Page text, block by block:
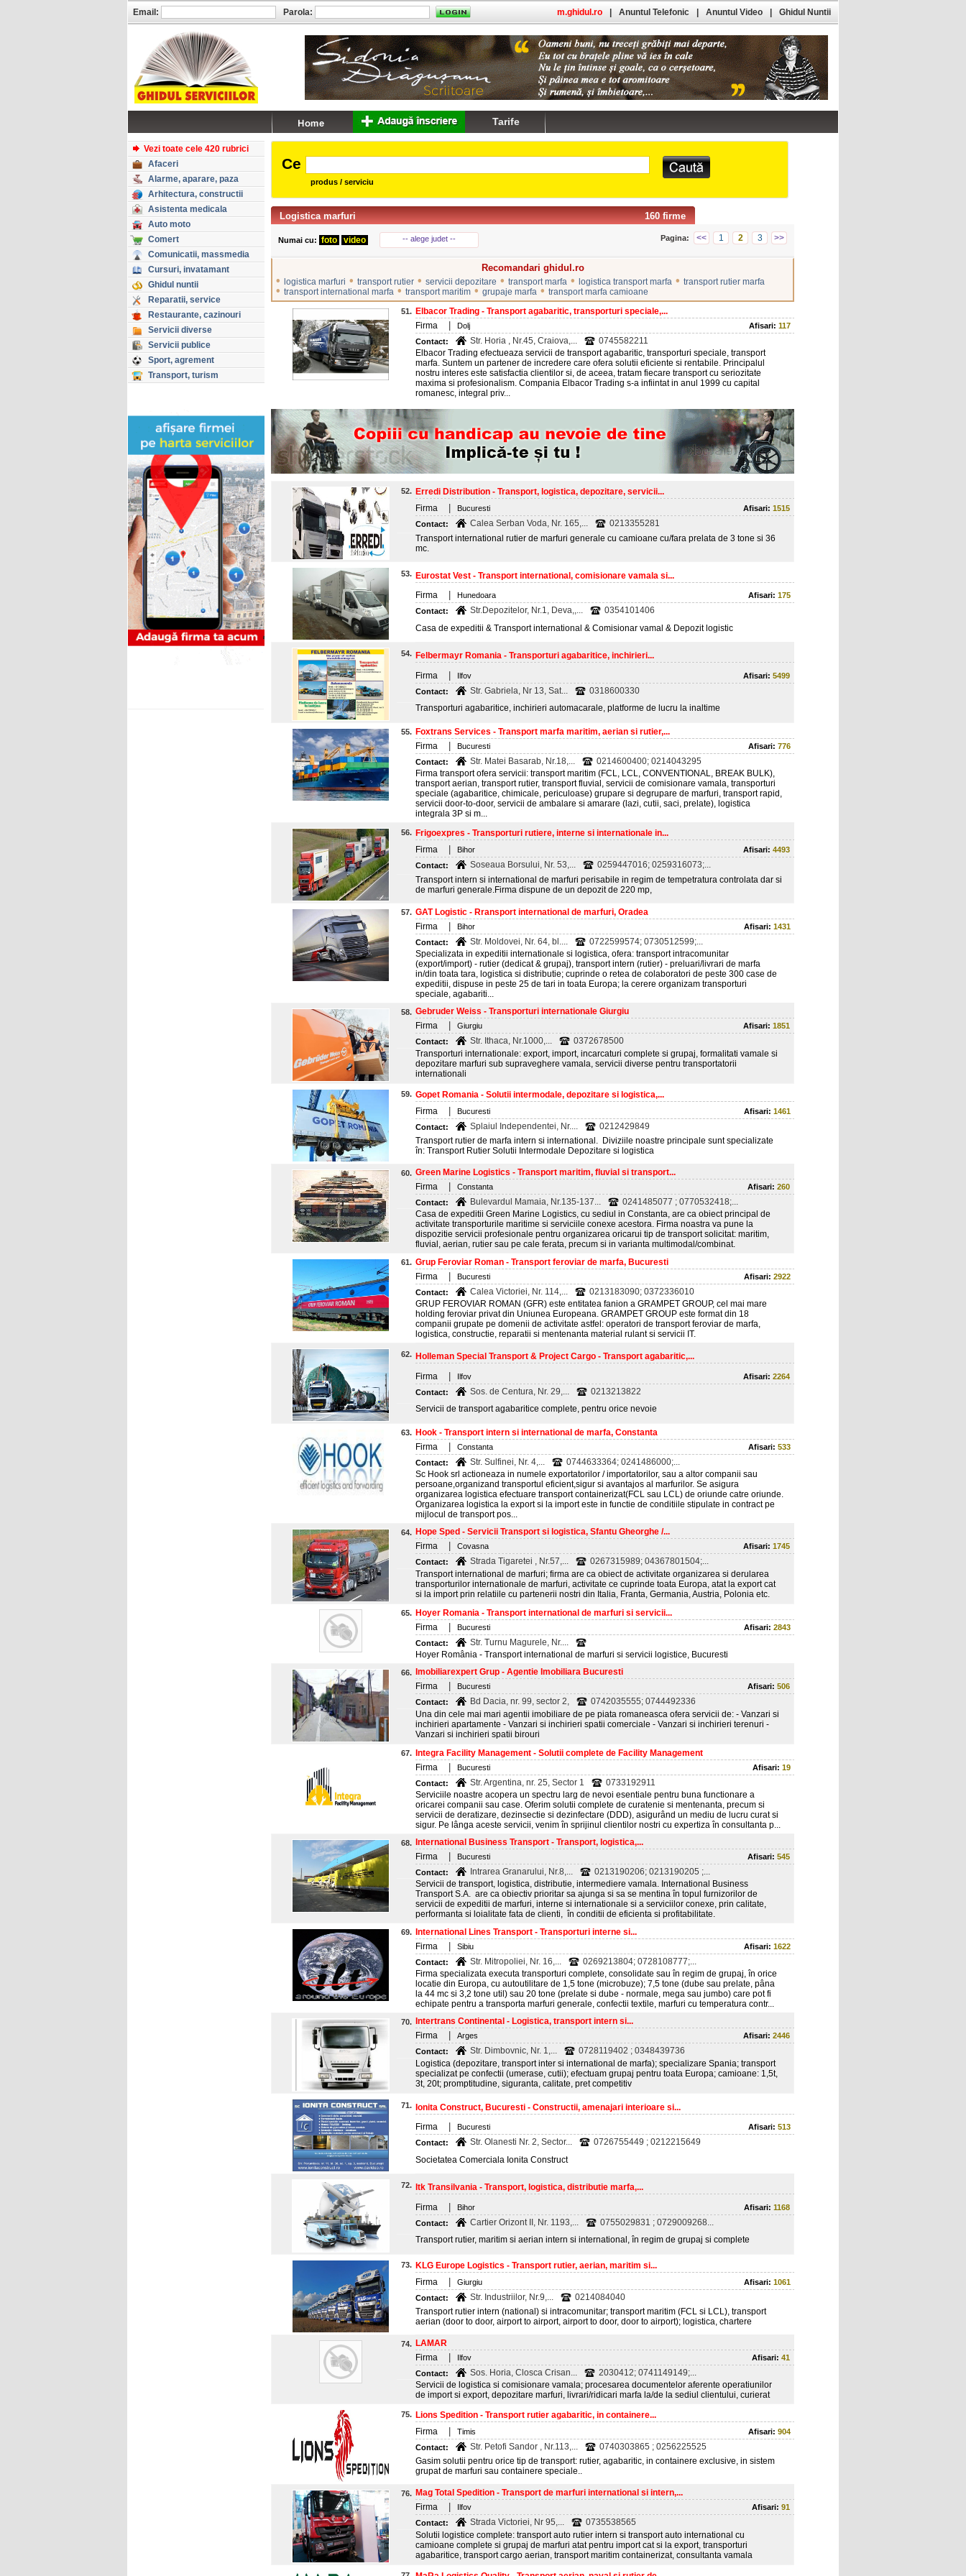
Vezi toate cele 420 rubrici
Afaceri
Alarme, aparare, paza
Arhitectura, constructii
Asistenta medicala
Auto moto
Comert
Comunicatii, massmedia
Cursuri, invatamant
Ghidul nuntii
Reparatii, service
Restaurante, cazinouri
Servicii diverse
Servicii publice
Sport, agrement
Transport, turism
Ce
produs / serviciu
160 firme
Logistica marfuri
Numai cu: foto video -- alege judet -- Pagina: << 1 2 3 >>
Recomandari ghidul.ro
• logistica marfuri • transport rutier • servicii depozitare • transport marfa • logistica transport marfa • transport rutier marfa
• transport international marfa • transport maritim • grupaje marfa • transport marfa camioane
51. Elbacor Trading - Transport agabaritic, transporturi speciale,...
Firma
Dolj Afisari: 117
Contact:
Str. Horia , Nr.45, Craiova,...
0745582211
Elbacor Trading efectueaza servicii de transport agabaritic, transporturi speciale, transport
marfa. Suntem un partener de incredere care ofera solutii eficiente si rentabile. Principalul
nostru interes este satisfactia clientilor si, de aceea, tratam fiecare transport cu seriozitate
maxima si profesionalism. Compania Elbacor Trading s-a infiintat in anul 1999 cu capital
romanesc, integral priv...
52. Erredi Distribution - Transport, logistica, depozitare, servicii...
Firma
Bucuresti Afisari: 1515
Contact:
Calea Serban Voda, Nr. 165,...
0213355281
Transport international rutier de marfuri generale cu camioane cu/fara prelata de 3 tone si 36
mc.
53. Eurostat Vest - Transport international, comisionare vamala si...
Firma
Hunedoara Afisari: 175
Contact:
Str.Depozitelor, Nr.1, Deva,,...
0354101406
Casa de expeditii & Transport international & Comisionar vamal & Depozit logistic
54. Felbermayr Romania - Transporturi agabaritice, inchirieri...
Firma
Ilfov Afisari: 5499
Contact:
Str. Gabriela, Nr 13, Sat...
0318600330
Transporturi agabaritice, inchirieri automacarale, platforme de lucru la inaltime
55. Foxtrans Services - Transport marfa maritim, aerian si rutier,...
Firma
Bucuresti Afisari: 776
Contact:
Str. Matei Basarab, Nr.18,...
0214600400; 0214043295
Firma transport ofera servicii: transport maritim (FCL, LCL, CONVENTIONAL, BREAK BULK),
transport aerian, transport rutier, transport fluvial, servicii de comisionare vamala, transporturi
speciale (agabaritice, chimicale, periculoase) grupare si degrupare de marfuri, transport rapid,
servicii door-to-door, servicii de ambalare si amarare (lazi, cutii, saci, prelate), logistica
integrala 3P si m...
56. Frigoexpres - Transporturi rutiere, interne si internationale in...
Firma
Bihor Afisari: 4493
Contact:
Soseaua Borsului, Nr. 53,...
0259447016; 0259316073;...
Transport intern si international de marfuri perisabile in regim de tempetratura controlata dar si
de marfuri generale.Firma dispune de un depozit de 220 mp,
57. GAT Logistic - Rransport international de marfuri, Oradea
Firma
Bihor Afisari: 1431
Contact:
Str. Moldovei, Nr. 64, bl....
0722599574; 0730512599;...
Specializata in expeditii internationale si logistica, ofera: transport intracomunitar
(export/import) - rutier (dedicat & grupaj), transport intern (rutier) - preluari/livrari de marfa
in/din toata tara, logistica si distributie; cuprinde o retea de colaboratori de peste 300 case de
expeditii, dispuse in peste 25 de tari in toata Europa; la cerere organizam transporturi
speciale, agabariti...
58. Gebruder Weiss - Transporturi internationale Giurgiu
Firma
Giurgiu Afisari: 1851
Contact:
Str. Ithaca, Nr.1000,...
0372678500
Transporturi internationale: export, import, incarcaturi complete si grupaj, formalitati vamale si
depozitare marfuri sub supraveghere vamala, servicii diverse pentru transportatorii
internationali
59. Gopet Romania - Solutii intermodale, depozitare si logistica,...
Firma
Bucuresti Afisari: 1461
Contact:
Splaiul Independentei, Nr....
0212429849
Transport rutier de marfa intern si international. Diviziile noastre principale sunt specializate
în: Transport Rutier Solutii Intermodale Depozitare si logistica
60. Green Marine Logistics - Transport maritim, fluvial si transport...
Firma
Constanta Afisari: 260
Contact:
Bulevardul Mamaia, Nr.135-137...
0241485077 ; 0770532418;...
Casa de expeditii Green Marine Logistics, cu sediul in Constanta, are ca obiect principal de
activitate transporturile maritime si serviciile conexe acestora. Firma noastra va pune la
dispozitie servicii profesionale pentru organizarea oricarui tip de transport solicitat: maritim,
fluvial, aerian, rutier sau pe cale ferata, precum si in varianta multimodal/combinat.
61. Grup Feroviar Roman - Transport feroviar de marfa, Bucuresti
Firma
Bucuresti Afisari: 2922
Contact:
Calea Victoriei, Nr. 114,...
0213183090; 0372336010
GRUP FEROVIAR ROMAN (GFR) este entitatea fanion a GRAMPET GROUP, cel mai mare
holding feroviar privat din Uniunea Europeana. GRAMPET GROUP este format din 18
companii grupate pe domenii de activitate astfel: operatori de transport feroviar de marfa,
logistica, constructie, reparatii si mentenanta material rulant si servicii IT.
62. Holleman Special Transport & Project Cargo - Transport agabaritic,...
Firma
Ilfov Afisari: 2264
Contact:
Sos. de Centura, Nr. 29,...
0213213822
Servicii de transport agabaritice complete, pentru orice nevoie
63. Hook - Transport intern si international de marfa, Constanta
Firma
Constanta Afisari: 533
Contact:
Str. Sulfinei, Nr. 4,...
0744633364; 0241486000;...
Sc Hook srl actioneaza in numele exportatorilor / importatorilor, sau a altor companii sau
persoane,organizand transportul eficient,sigur si avantajos al marfurilor. Se asigura
organizarea logistica efectuare transport containerizat(FCL sau LCL) de oriunde catre oriunde.
Organizarea logistica la export si la import este in functie de conditiile stipulate in contract pe
mijlocul de transport pos...
64. Hope Sped - Servicii Transport si logistica, Sfantu Gheorghe /...
Firma
Covasna Afisari: 1745
Contact:
Strada Tigaretei , Nr.57,...
0267315989; 04367801504;...
Transport international de marfuri; firma are ca obiect de activitate organizarea si derularea
transporturilor internationale de marfuri, activitate ce cuprinde toata Europa, atat la export cat
si la import prin relatiile cu partenerii nostri din Italia, Franta, Germania, Austria, Polonia etc.
65. Hoyer Romania - Transport international de marfuri si servicii...
Firma
Bucuresti Afisari: 2843
Contact:
Str. Turnu Magurele, Nr....
Hoyer România - Transport international de marfuri si servicii logistice, Bucuresti
66.
Imobiliarexpert Grup - Agentie Imobiliara Bucuresti
Firma
Bucuresti Afisari: 506
Contact:
Bd Dacia, nr. 99, sector 2,
0742035555; 0744492336
Una din cele mai mari agentii imobiliare de pe piata romaneasca ofera servicii de: - Vanzari si
inchirieri apartamente - Vanzari si inchirieri spatii comerciale - Vanzari si inchirieri terenuri -
Vanzari si inchirieri spatii birouri
67.
Integra Facility Management - Solutii complete de Facility Management
Firma
Bucuresti Afisari: 19
Contact:
Str. Argentina, nr. 25, Sector 1
0733192911
Serviciile noastre acopera un spectru larg de nevoi esentiale pentru buna functionare a
oricarei companii sau case. Oferim solutii complete de curatenie si mentenanta, precum si
servicii de deratizare, dezinsectie si dezinfectare (DDD), asigurând un mediu de lucru curat si
sigur. Pe lânga aceste servicii, venim în sprijinul clientilor nostri cu expertiza în consultanta p...
68.
International Business Transport - Transport, logistica,...
Firma
Bucuresti Afisari: 545
Contact:
Intrarea Granarului, Nr.8,...
0213190206; 0213190205 ;...
Servicii de transport, logistica, distributie, intermediere vamala. International Business
Transport S.A. are ca obiectiv prioritar sa ajunga si sa se mentina în topul furnizorilor de
servicii de expeditii de marfuri, interne si internationale si a serviciilor conexe, prin calitate,
performanta si loialitate fata de clienti, în conditii de eficienta si profitabilitate.
69.
International Lines Transport - Transporturi interne si...
Firma
Sibiu Afisari: 1622
Contact:
Str. Mitropoliei, Nr. 16,...
0269213804; 0728108777;...
Firma specializata executa transporturi complete, consolidate sau în regim de grupaj, în orice
locatie din Europa, cu autoutilitare de 1,5 tone (microbuze); 7,5 tone (dube sau prelate, pâna
la 44 mc si 3,2 tone util) sau 20 tone (prelate si dube - normale, mega sau jumbo) care pot fi
echipate pentru a transporta marfuri generale, confectii textile, marfuri cu temperatura contr...
70.
Intertrans Continental - Logistica, transport intern si...
Firma
Arges Afisari: 2446
Contact:
Str. Dimbovnic, Nr. 1,...
0728119402 ; 0348439736
Logistica (depozitare, transport inter si international de marfa); specializare Spania; transport
specializat pe confectii (umerase, cutii); efectuam grupaj pentru toata Europa; camioane: 1,5t,
3t, 20t; promptitudine, siguranta, calitate, pret competitiv
71.
Ionita Construct, Bucuresti - Constructii, amenajari interioare si...
Firma
Bucuresti Afisari: 513
Contact:
Str. Olanesti Nr. 2, Sector...
0726755449 ; 0212215649
Societatea Comerciala Ionita Construct
72.
Itk Transilvania - Transport, logistica, distributie marfa,...
Firma
Bihor Afisari: 1168
Contact:
Cartier Orizont II, Nr. 1193,...
0755029831 ; 0729009268...
Transport rutier, maritim si aerian intern si international, în regim de grupaj si complete
73. KLG Europe Logistics - Transport rutier, aerian, maritim si...
Firma
Giurgiu Afisari: 1061
Contact:
Str. Industriilor, Nr.9,...
0214084040
Transport rutier intern (national) si intracomunitar; transport maritim (FCL si LCL), transport
aerian (door to door, airport to airport, airport to door, door to airport); logistica, chartere
74. LAMAR
Firma
Ilfov Afisari: 41
Contact:
Sos. Horia, Closca Crisan...
2030412; 0741149149;...
Servicii de logistica si comisionare vamala; procesarea documentelor aferente operatiunilor
de import si export, depozitare marfuri, livrari/ridicari marfa la/de la sediul clientului, curierat
75. Lions Spedition - Transport rutier agabaritic, in containere...
Firma
Timis Afisari: 904
Contact:
Str. Petofi Sandor , Nr.113,...
0740303865 ; 0256225525
Gasim solutii pentru orice tip de transport: rutier, agabaritic, in containere exclusive, in sistem
grupat de marfuri sau containere speciale..
76. Mag Total Spedition - Transport de marfuri international si intern,...
Firma
Ilfov Afisari: 91
Contact:
Strada Victoriei, Nr 95,...
0735538565
Solutii logistice complete: transport auto rutier intern si transport auto international cu
camioane complete si grupaj de marfuri atat pentru import cat si la export, transporturi
agabaritice, transport cargo aerian, transport maritim containerizat, consultanta vamala
Email: Parola: m.ghidul.ro Anuntul Telefonic Anuntul Video Ghidul Nuntii
Tarife